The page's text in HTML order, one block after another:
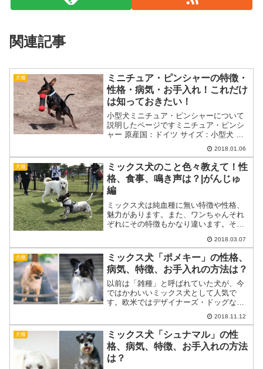
関連記事
犬種
ミニチュア・ピンシャーの特徴・
性格・病気・お手入れ！これだけ
は知っておきたい！
小型犬ミニチュア・ピンシャーについて
説明したページですミニチュア・ピンシ
ャー 原産国：ドイツ サイズ：小型犬 標
準体重：4kg～6kg JKC登録犬数：
3,583（2016年）ミニチュア・ピンシャー
の特徴ドーベルマンのミニチュア版かと
見まご...
2018.01.06
犬種
ミックス犬のこと色々教えて！性
格、食事、鳴き声は？|がんじゅ
編
ミックス犬は純血種に無い特徴や性格、
魅力があります。また、ワンちゃんそれ
ぞれにその特徴もかなり違います。そん
飼われている飼い主さんに色々聞いてみ
ました。今回はミニチュアダックスフン
トとフレンチブルドッグの...
2018.03.07
犬種
ミックス犬「ポメキー」の性格、
病気、特徴、お手入れの方法は？
以前は「雑種」と呼ばれていた犬が、今
ではかわいいミックス犬として人気で
す。欧米ではデザイナーズ・ドッグなど
と呼ばれ、希少性の高い犬としてブラン
ド化している犬種もあるとか。現在のミ
ックス犬は、純血犬種の特徴や容姿のか
わいらしさを組み合わせ、“...
2018.11.12
犬種
ミックス犬「シュナマル」の性
格、病気、特徴、お手入れの方法
は？